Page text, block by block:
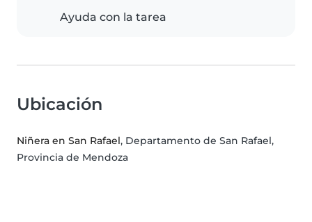
Ayuda con la tarea
Ubicación
Niñera en San Rafael, Departamento de San Rafael,
Provincia de Mendoza